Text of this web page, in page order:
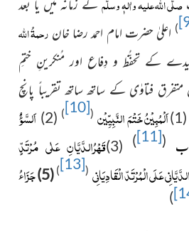
کے زمانہ میں یا بعد
) اعلیٰ حضرت امام احمد رضا خان رحمۃُ اللہ
کے تحفُّظ و دِفاع اور مُنکرینِ ختمِ
فتاوٰی کے ساتھ ساتھ تقریباً پانچ
(1) اَلْمُبِيْنُ خَتْمَ النَّبِیِّیْن (
[10]
)
(2)
اَلسَّوْءُ
(
[11]
)
(3)
قَهْرُالدَّيَّانِ عَلٰى مُرْتَدٍّ
عَلَى الْمُرْتَدّ الْقَادِيَانِی (
[13]
)
(5)
جَزَاءُ
)